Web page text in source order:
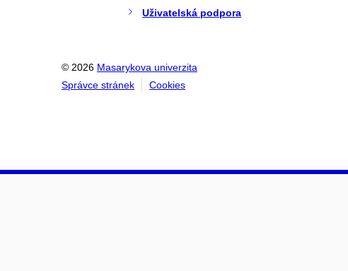
Uživatelská podpora
© 2026 Masarykova univerzita
Správce stránek
Cookies